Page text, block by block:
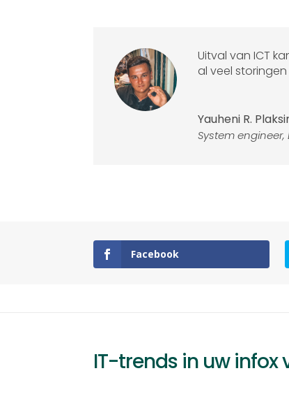
Uitval van ICT
al veel
Yauheni R.
System engineer,
Facebook
IT-trends in uw infox